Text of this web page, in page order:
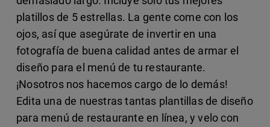
platillos de 5 estrellas. La gente come con los
ojos, así que asegúrate de invertir en una
fotografía de buena calidad antes de armar el
diseño para el menú de tu restaurante.
¡Nosotros nos hacemos cargo de lo demás!
Edita una de nuestras tantas plantillas de diseño
para menú de restaurante en línea, y velo con